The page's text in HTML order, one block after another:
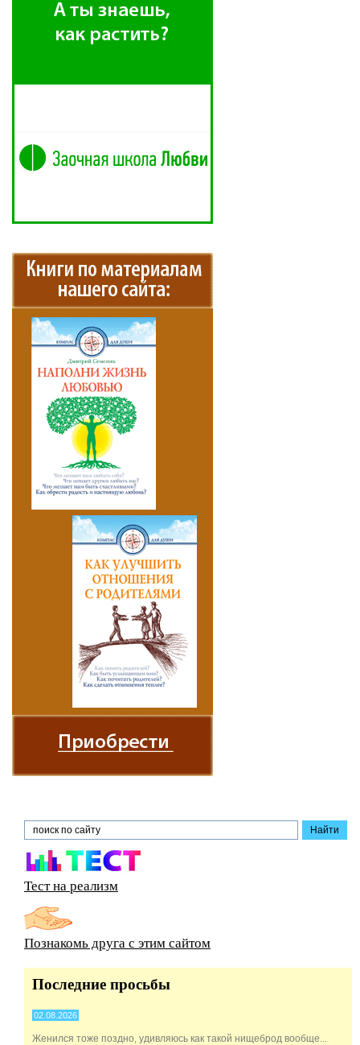
Тест на реализм
Познакомь друга с этим сайтом
Последние просьбы
02.08.2026
Женился тоже поздно, удивляюсь как такой нищеброд вообще...